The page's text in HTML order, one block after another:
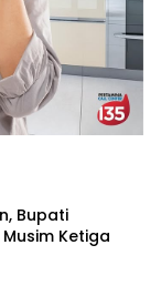
Bupati
Ketiga